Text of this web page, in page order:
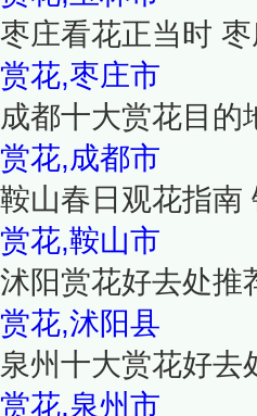
枣庄看花正当时
赏花,枣庄市
成都十大赏花目的
赏花,成都市
鞍山春日观花指南
赏花,鞍山市
沭阳赏花好去处推
赏花,沭阳县
泉州十大赏花好去
赏花,泉州市